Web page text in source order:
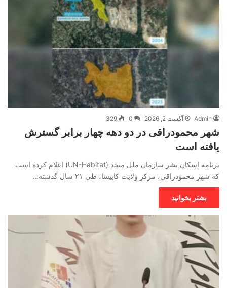
Admin آگست 2, 2026 0
329
شهر محمودراقی در دو دهه چهار برابر گسترش
یافته است
برنامه اسکان بشر سازمان ملل متحد (UN-Habitat) اعلام کرده است
که شهر محمودراقی، مرکز ولایت کاپیسا، طی ۲۱ سال گذشته…
بشتر بخوانید